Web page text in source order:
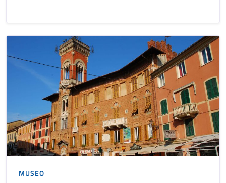
MUSEO